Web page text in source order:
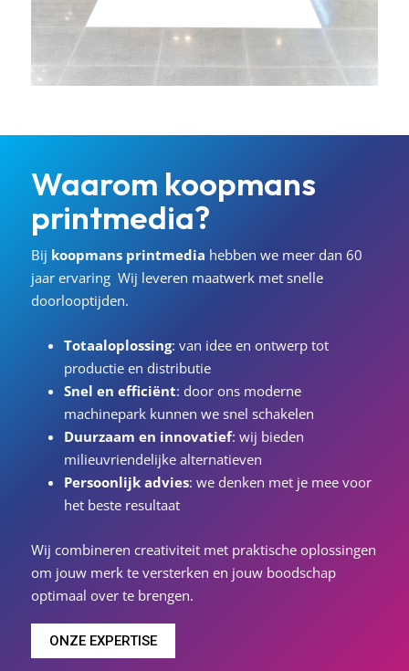
Waarom koopmans
printmedia?
Bij koopmans printmedia hebben we meer dan 60
jaar ervaring Wij leveren maatwerk met snelle
doorlooptijden.
Totaaloplossing: van idee en ontwerp tot
productie en distributie
Snel en efficiënt: door ons moderne
machinepark kunnen we snel schakelen
Duurzaam en innovatief: wij bieden
milieuvriendelijke alternatieven
Persoonlijk advies: we denken met je mee voor
het beste resultaat
Wij combineren creativiteit met praktische oplossingen
om jouw merk te versterken en jouw boodschap
optimaal over te brengen.
ONZE EXPERTISE